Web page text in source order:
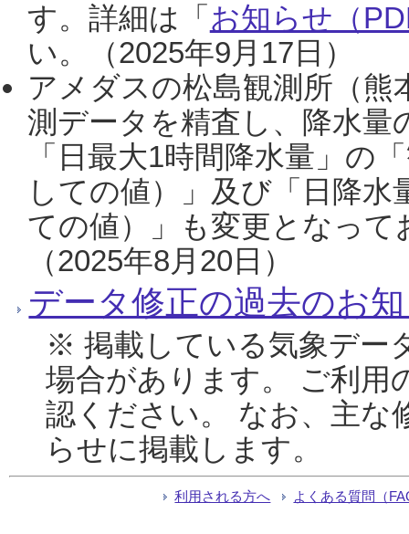
す。詳細は「 お知らせ（
い。（2025年9月17日）
アメダスの松島観測所（熊
測データを精査し、降水
「日最大1時間降水量」の
しての値）」及び「日降
ての値）」も変更となっ
（2025年8月20日）
データ修正の過去のお
※ 掲載している気象デー
場合があります。 ご利用
認ください。 なお、主な
らせに掲載します。
利用される方へ よくある質問（